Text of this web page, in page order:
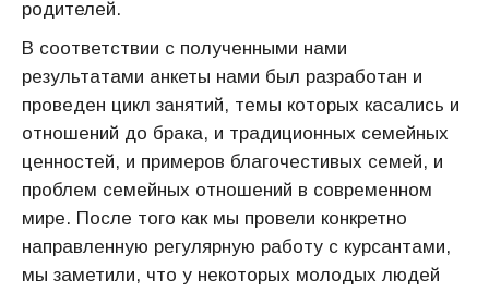
родителей.
В соответствии с полученными нами
результатами анкеты нами был разработан и
проведен цикл занятий, темы которых касались и
отношений до брака, и традиционных семейных
ценностей, и примеров благочестивых семей, и
проблем семейных отношений в современном
мире. После того как мы провели конкретно
направленную регулярную работу с курсантами,
мы заметили, что у некоторых молодых людей